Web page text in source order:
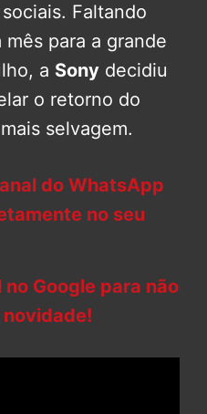
Faltando
para a grande
a Sony decidiu
o retorno do
selvagem.
do WhatsApp
no seu
Google para não